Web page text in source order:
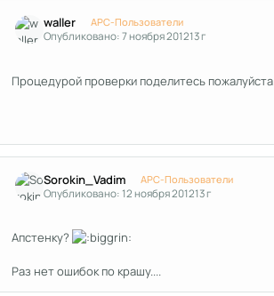
waller APC-Пользователи
Опубликовано:7 ноября 201213 г
Процедурой проверки поделитесь пожалуйста.
Sorokin_Vadim APC-Пользователи
Опубликовано:12 ноября 201213 г
Апстенку?
Раз нет ошибок по крашу....